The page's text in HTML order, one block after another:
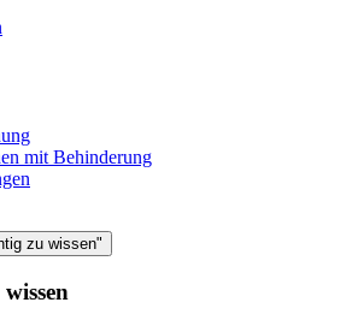
mit Behinderung
zu wissen"